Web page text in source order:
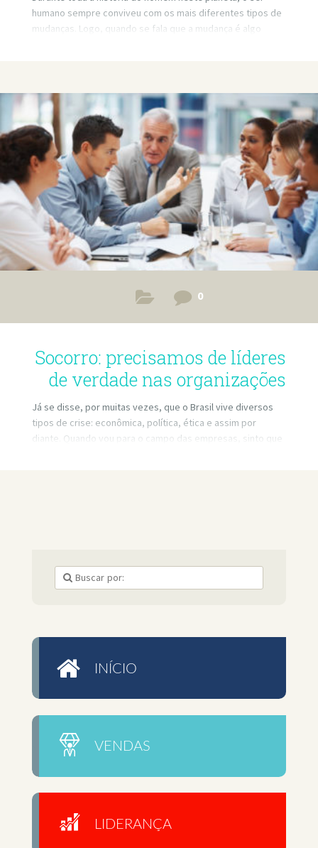
humano sempre conviveu com os mais diferentes tipos de
mudanças. Logo, quando se fala que a mudança é algo
serem vistas em menos de 24 meses. Empresas de
sucesso, que antigamente levavam anos e anos para
fecharem suas portas podem ver uma bancarrota batendo
na sua porta em menos de 1 ano.
0
Socorro: precisamos de líderes
de verdade nas organizações
Já se disse, por muitas vezes, que o Brasil vive diversos
tipos de crise: econômica, política, ética e assim por
diante. Quando vou para o campo das empresas, sinto que
INÍCIO
VENDAS
LIDERANÇA